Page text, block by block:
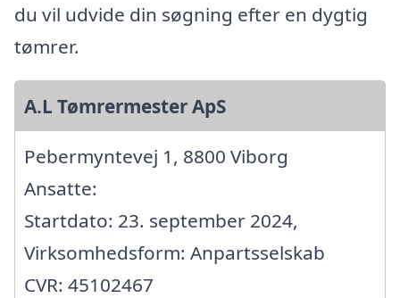
du vil udvide din søgning efter en dygtig
tømrer.
A.L Tømrermester ApS
Pebermyntevej 1, 8800 Viborg
Ansatte:
Startdato: 23. september 2024,
Virksomhedsform: Anpartsselskab
CVR: 45102467